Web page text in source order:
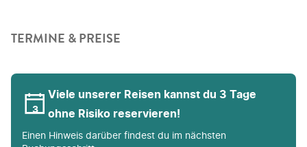
TERMINE & PREISE
Viele unserer Reisen kannst du 3 Tage
ohne Risiko reservieren!
Einen Hinweis darüber findest du im nächsten